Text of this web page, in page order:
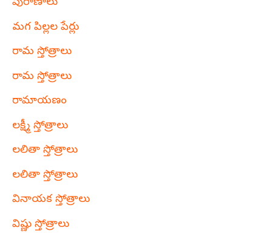
మగ పిల్లల పేర్లు
రామ స్తోత్రాలు
రామ స్తోత్రాలు
రామాయణం
లక్ష్మీ స్తోత్రాలు
లలితా స్తోత్రాలు
లలితా స్తోత్రాలు
వినాయక స్తోత్రాలు
విష్ణు స్తోత్రాలు